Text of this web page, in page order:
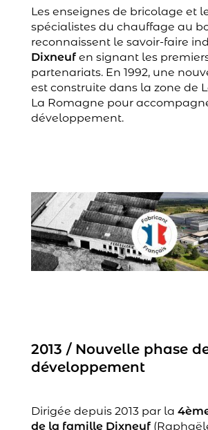
Les enseignes de bricolage et
spécialistes du chauffage au
reconnaissent le savoir-faire
Dixneufen signant les
partenariats. En 1992, une
est construite dans la zone de
La Romagne pour
développement.
2013 / Nouvelle phase
développement
Dirigée depuis 2013 par la
de la famille Dixneuf